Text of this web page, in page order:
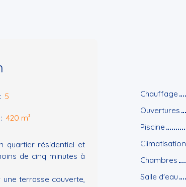
: 5
: 420 m²
quartier résidentiel et
de cinq minutes à
terrasse couverte,
Chauffage
Ouvertures
Piscine
Climatisation
Chambres
Salle d'eau